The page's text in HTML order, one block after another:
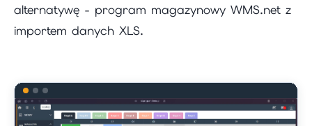
alternatywę - program magazynowy WMS.net z
importem danych XLS.